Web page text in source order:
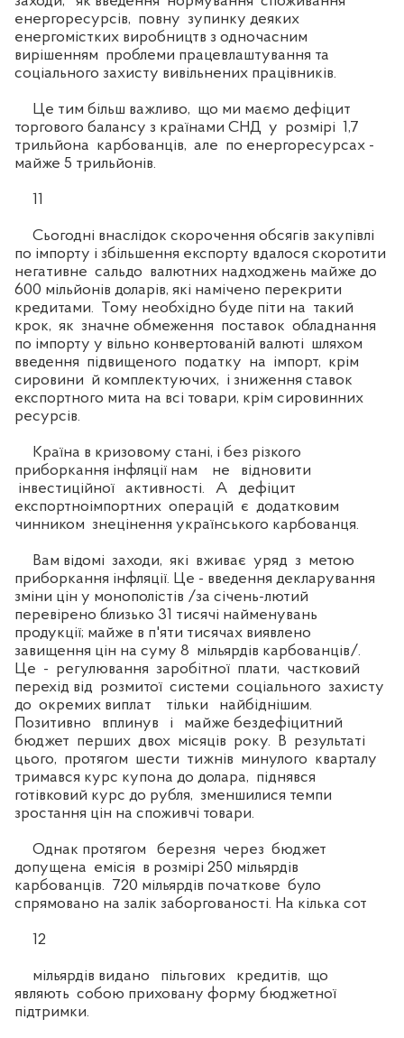
енергоресурсів, повну зупинку деяких
енергомістких виробництв з одночасним
вирішенням проблеми працевлаштування та
соціального захисту вивільнених працівників.
Це тим більш важливо, що ми маємо дефіцит
торгового балансу з країнами СНД у розмірі 1,7
трильйона карбованців, але по енергоресурсах -
майже 5 трильйонів.
11
Сьогодні внаслідок скорочення обсягів закупівлі
по імпорту і збільшення експорту вдалося скоротити
негативне сальдо валютних надходжень майже до
600 мільйонів доларів, які намічено перекрити
кредитами. Тому необхідно буде піти на такий
крок, як значне обмеження поставок обладнання
по імпорту у вільно конвертованій валюті шляхом
введення підвищеного податку на імпорт, крім
сировини й комплектуючих, і зниження ставок
експортного мита на всі товари, крім сировинних
ресурсів.
Країна в кризовому стані, і без різкого
приборкання інфляції нам не відновити
інвестиційної активності. А дефіцит
експортноімпортних операцій є додатковим
чинником знецінення українського карбованця.
Вам відомі заходи, які вживає уряд з метою
приборкання інфляції. Це - введення декларування
зміни цін у монополістів /за січень-лютий
перевірено близько 31 тисячі найменувань
продукції; майже в п'яти тисячах виявлено
завищення цін на суму 8 мільярдів карбованців/.
Це - регулювання заробітної плати, частковий
перехід від розмитої системи соціального захисту
до окремих виплат тільки найбіднішим.
Позитивно вплинув і майже бездефіцитний
бюджет перших двох місяців року. В результаті
цього, протягом шести тижнів минулого кварталу
тримався курс купона до долара, піднявся
готівковий курс до рубля, зменшилися темпи
зростання цін на споживчі товари.
Однак протягом березня через бюджет
допущена емісія в розмірі 250 мільярдів
карбованців. 720 мільярдів початкове було
спрямовано на залік заборгованості. На кілька сот
12
мільярдів видано пільгових кредитів, що
являють собою приховану форму бюджетної
підтримки.